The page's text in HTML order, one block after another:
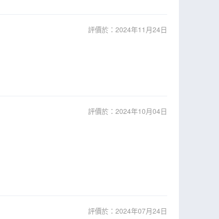
評價於：2024年11月24日
評價於：2024年10月04日
評價於：2024年07月24日